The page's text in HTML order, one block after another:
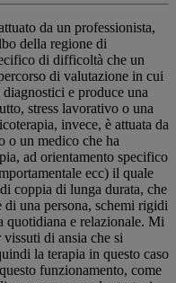
da un professionista,
della regione di
di difficoltà che un
di valutazione in cui
e produce una
stress lavorativo o una
invece, è attuata da
o un medico che ha
ad orientamento specifico
ecc) il quale
coppia di lunga durata, che
una persona, schemi rigidi
quotidiana e relazionale. Mi
di ansia che si
la terapia in questo caso
funzionamento, come